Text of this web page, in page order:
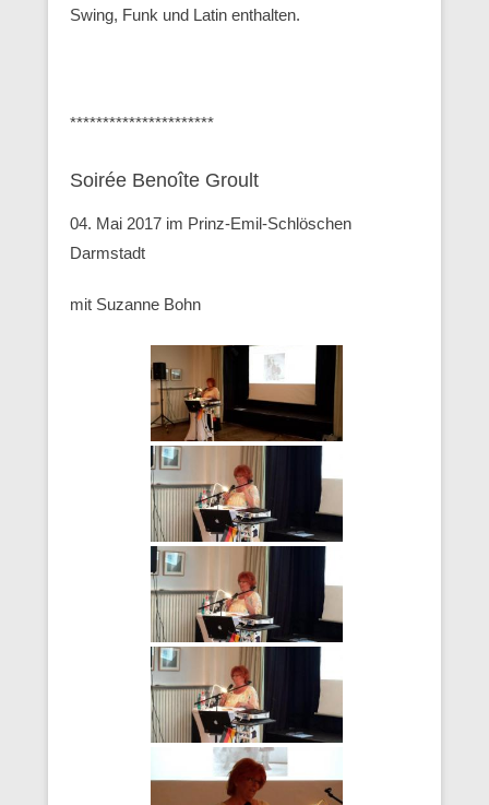
Swing, Funk und Latin enthalten.
**********************
Soirée Benoîte Groult
04. Mai 2017 im Prinz-Emil-Schlöschen
Darmstadt
mit Suzanne Bohn